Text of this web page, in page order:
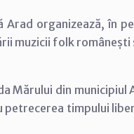
Arad organizează, în
muzicii folk românești
Mărului din municipiul
timpului